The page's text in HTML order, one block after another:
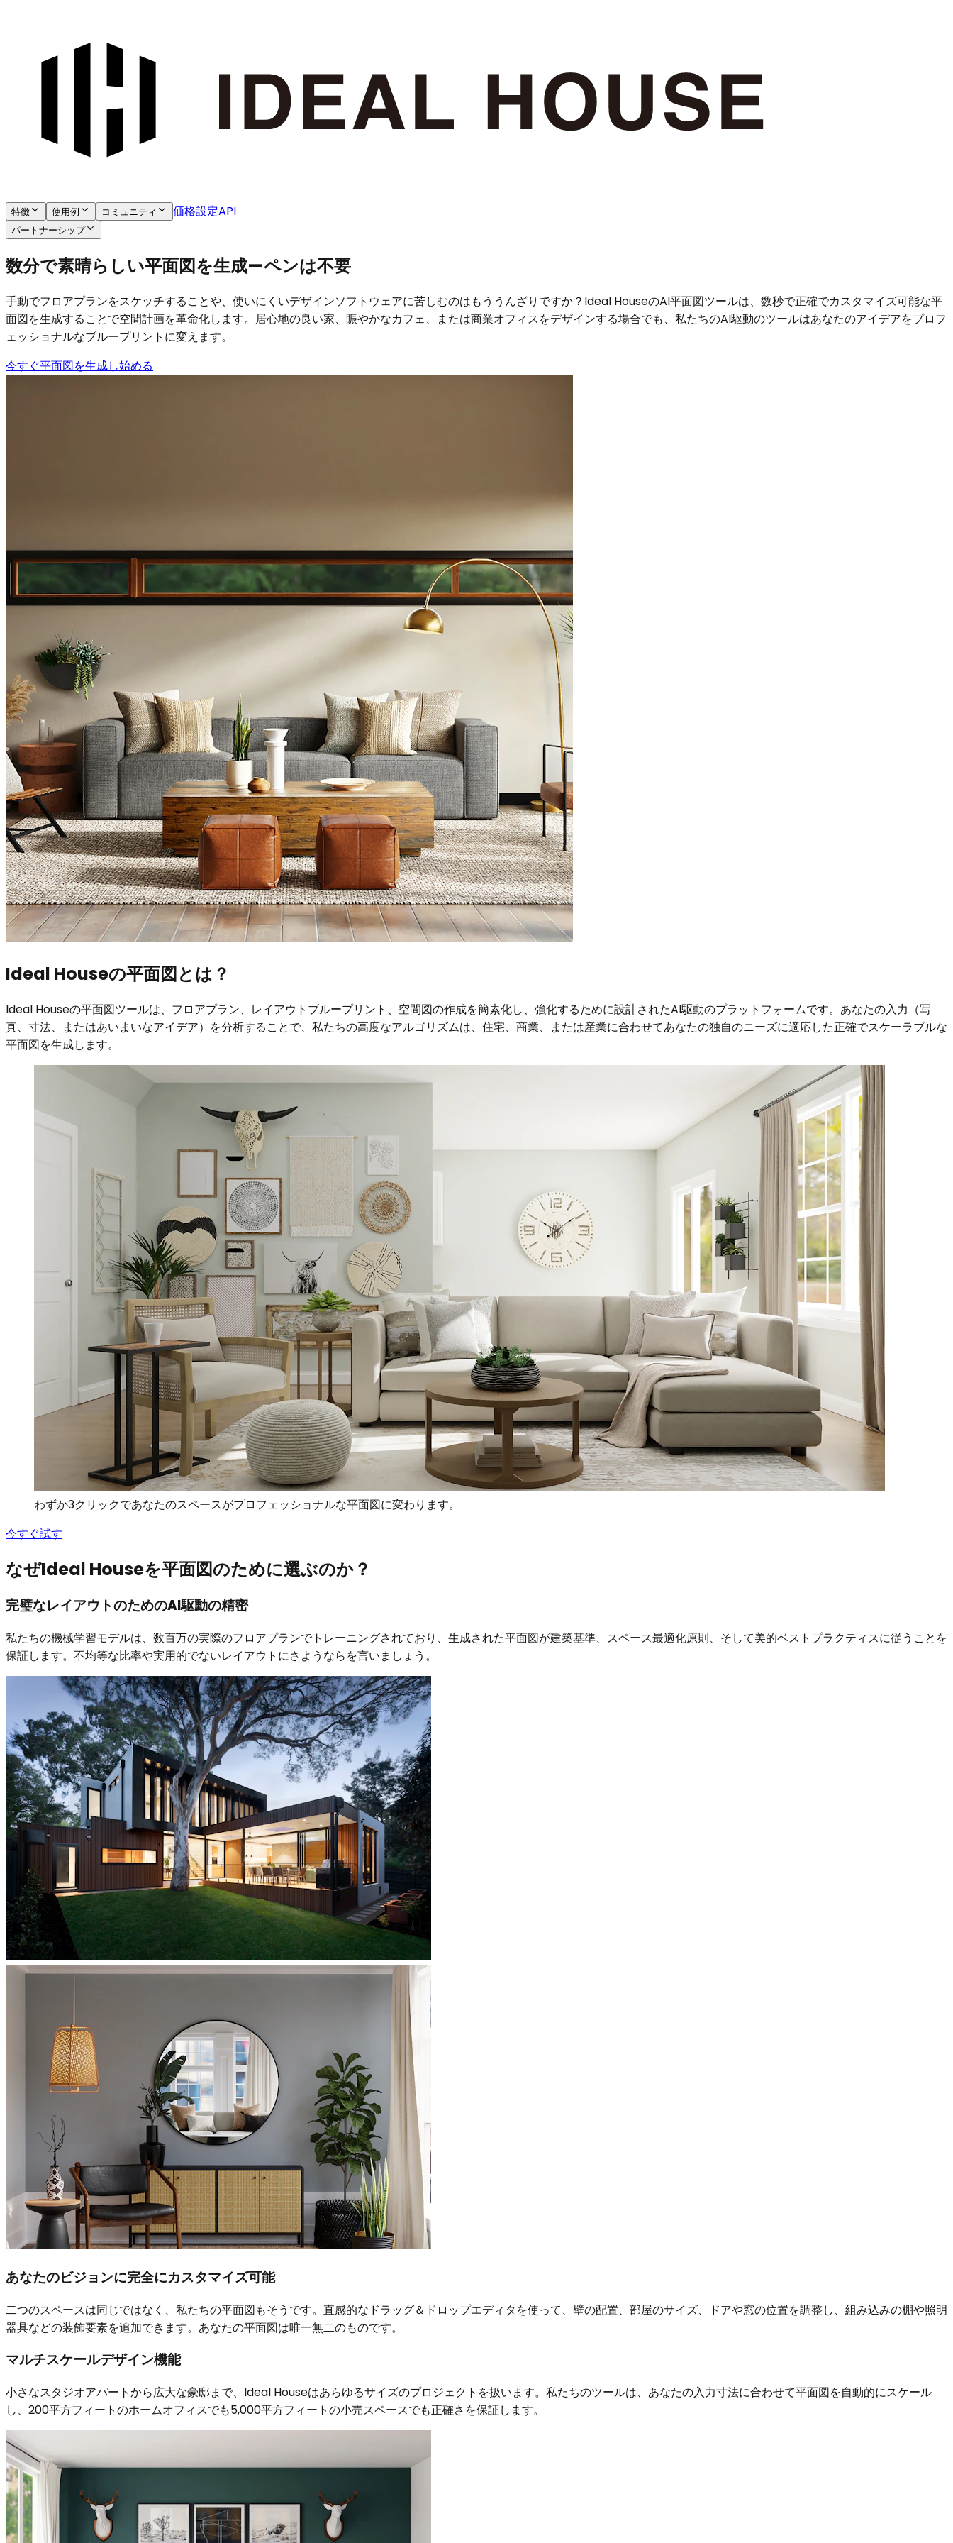
特徴 使用例 コミュニティ 価格設定API
パートナーシップ
数分で素晴らしい平面図を生成—ペンは不要
手動でフロアプランをスケッチすることや、使いにくいデザインソフトウェアに苦しむのはもううんざりですか？Ideal HouseのAI平面図ツールは、数秒で正確でカスタマイズ可能な平
面図を生成することで空間計画を革命化します。居心地の良い家、賑やかなカフェ、または商業オフィスをデザインする場合でも、私たちのAI駆動のツールはあなたのアイデアをプロフ
ェッショナルなブループリントに変えます。
今すぐ平面図を生成し始める
Ideal Houseの平面図とは？
Ideal Houseの平面図ツールは、フロアプラン、レイアウトブループリント、空間図の作成を簡素化し、強化するために設計されたAI駆動のプラットフォームです。あなたの入力（写
真、寸法、またはあいまいなアイデア）を分析することで、私たちの高度なアルゴリズムは、住宅、商業、または産業に合わせてあなたの独自のニーズに適応した正確でスケーラブルな
平面図を生成します。
わずか3クリックであなたのスペースがプロフェッショナルな平面図に変わります。
今すぐ試す
なぜIdeal Houseを平面図のために選ぶのか？
完璧なレイアウトのためのAI駆動の精密
私たちの機械学習モデルは、数百万の実際のフロアプランでトレーニングされており、生成された平面図が建築基準、スペース最適化原則、そして美的ベストプラクティスに従うことを
保証します。不均等な比率や実用的でないレイアウトにさようならを言いましょう。
あなたのビジョンに完全にカスタマイズ可能
二つのスペースは同じではなく、私たちの平面図もそうです。直感的なドラッグ＆ドロップエディタを使って、壁の配置、部屋のサイズ、ドアや窓の位置を調整し、組み込みの棚や照明
器具などの装飾要素を追加できます。あなたの平面図は唯一無二のものです。
マルチスケールデザイン機能
小さなスタジオアパートから広大な豪邸まで、Ideal Houseはあらゆるサイズのプロジェクトを扱います。私たちのツールは、あなたの入力寸法に合わせて平面図を自動的にスケール
し、200平方フィートのホームオフィスでも5,000平方フィートの小売スペースでも正確さを保証します。